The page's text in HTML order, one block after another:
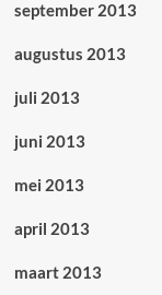
september 2013
augustus 2013
juli 2013
juni 2013
mei 2013
april 2013
maart 2013